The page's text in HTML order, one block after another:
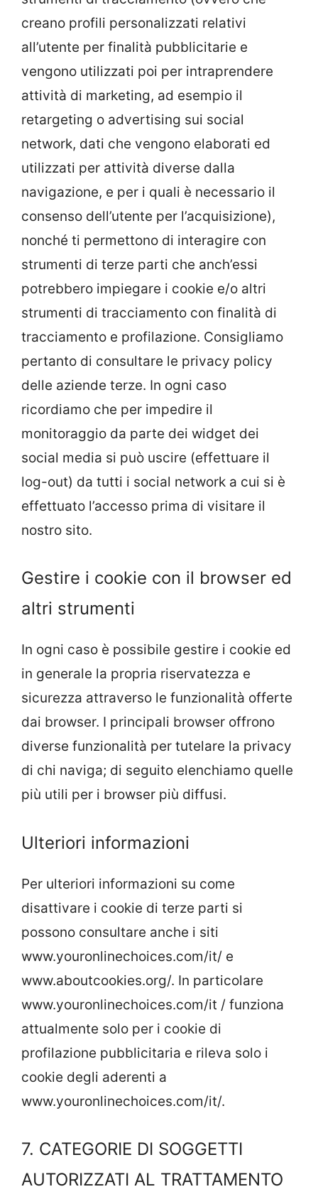
creano profili personalizzati relativi
all’utente per finalità pubblicitarie e
vengono utilizzati poi per intraprendere
attività di marketing, ad esempio il
retargeting o advertising sui social
network, dati che vengono elaborati ed
utilizzati per attività diverse dalla
navigazione, e per i quali è necessario il
consenso dell’utente per l’acquisizione),
nonché ti permettono di interagire con
strumenti di terze parti che anch’essi
potrebbero impiegare i cookie e/o altri
strumenti di tracciamento con finalità di
tracciamento e profilazione. Consigliamo
pertanto di consultare le privacy policy
delle aziende terze. In ogni caso
ricordiamo che per impedire il
monitoraggio da parte dei widget dei
social media si può uscire (effettuare il
log-out) da tutti i social network a cui si è
effettuato l’accesso prima di visitare il
nostro sito.
Gestire i cookie con il browser ed
altri strumenti
In ogni caso è possibile gestire i cookie ed
in generale la propria riservatezza e
sicurezza attraverso le funzionalità offerte
dai browser. I principali browser offrono
diverse funzionalità per tutelare la privacy
di chi naviga; di seguito elenchiamo quelle
più utili per i browser più diffusi.
Ulteriori informazioni
Per ulteriori informazioni su come
disattivare i cookie di terze parti si
possono consultare anche i siti
www.youronlinechoices.com/it/ e
www.aboutcookies.org/. In particolare
www.youronlinechoices.com/it / funziona
attualmente solo per i cookie di
profilazione pubblicitaria e rileva solo i
cookie degli aderenti a
www.youronlinechoices.com/it/.
7. CATEGORIE DI SOGGETTI
AUTORIZZATI AL TRATTAMENTO